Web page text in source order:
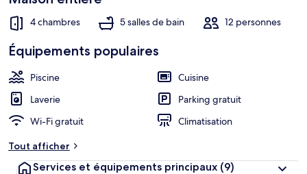
Piscine couverte, chaises longues
4 chambres 5 salles de bain 12 personnes
Équipements populaires
Piscine
Cuisine
Laverie
Parking gratuit
Wi-Fi gratuit
Climatisation
Tout afficher
Services et équipements principaux (9)